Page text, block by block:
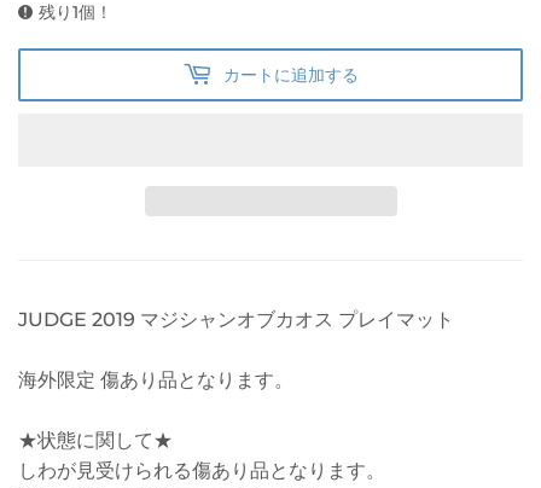
残り1個！
カートに追加する
JUDGE 2019 マジシャンオブカオス プレイマット
海外限定 傷あり品となります。
★状態に関して★
しわが見受けられる傷あり品となります。